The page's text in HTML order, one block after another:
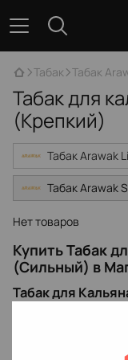
Табак Табак
Табак для
(Крепкий)
Табак Arawak
Табак Arawak
Нет товаров
Купить Табак
(Сильный) в
Табак для
табак, который